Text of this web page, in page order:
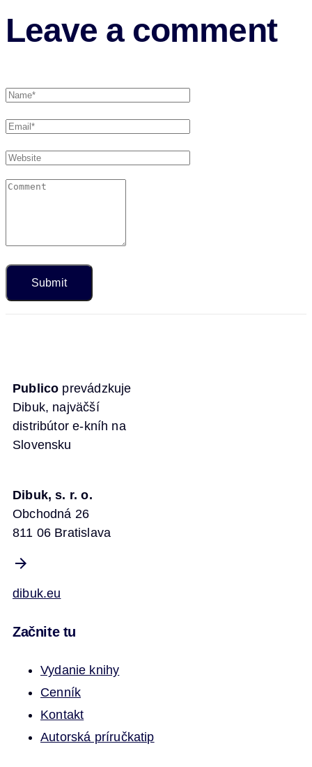
Leave a comment
Publico prevádzkuje
Dibuk, najväčší
distribútor e-kníh na
Slovensku
Dibuk, s. r. o.
Obchodná 26
811 06 Bratislava
dibuk.eu
Začnite tu
Vydanie knihy
Cenník
Kontakt
Autorská príručkatip